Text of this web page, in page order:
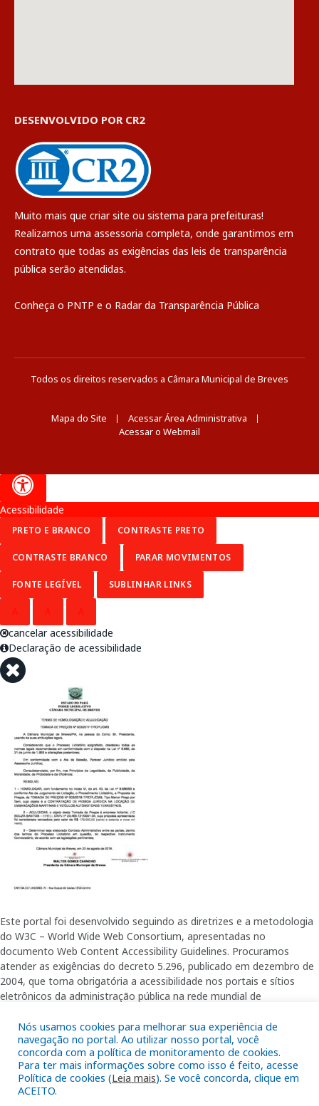
DESENVOLVIDO POR CR2
Muito mais que criar site ou sistema para prefeituras!
Realizamos uma assessoria completa, onde garantimos em
contrato que todas as exigências das leis de transparência
pública serão atendidas.
Conheça o PNTP e o Radar da Transparência Pública
Todos os direitos reservados a Câmara Municipal de Breves
Mapa do Site
Acessar Área Administrativa
Acessar o Webmail
Nós usamos cookies para melhorar sua experiência de
navegação no portal. Ao utilizar nosso portal, você
concorda com a política de monitoramento de cookies.
Para ter mais informações sobre como isso é feito, acesse
Política de cookies (Leia mais). Se você concorda, clique em
ACEITO.
Acessibilidade
PRETO E BRANCO CONTRASTE PRETO
CONTRASTE BRANCO PARAR MOVIMENTOS
FONTE LEGÍVEL SUBLINHAR LINKS
cancelar acessibilidade
Declaração de acessibilidade
Este portal foi desenvolvido seguindo as diretrizes e a metodologia
do W3C – World Wide Web Consortium, apresentadas no
documento Web Content Accessibility Guidelines. Procuramos
atender as exigências do decreto 5.296, publicado em dezembro de
2004, que torna obrigatória a acessibilidade nos portais e sítios
eletrônicos da administração pública na rede mundial de
garantindo-lhes o pleno acesso aos conteúdos disponíveis.
Além de validações automáticas, foram realizados testes em
diversos navegadores e através do utilitário de acesso a Internet do